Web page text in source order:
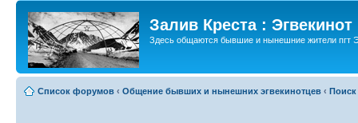
Залив Креста : Эгвекинот
Здесь общаются бывшие и нынешние жители пгт
Список форумов ‹ Общение бывших и нынешних эгвекинотцев ‹ Поиск